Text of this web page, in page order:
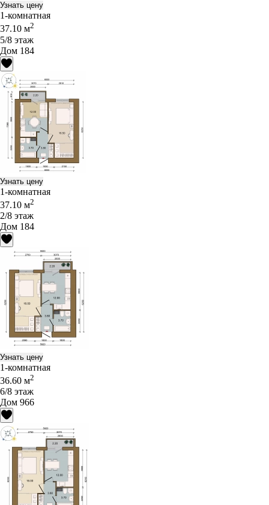
Узнать цену
1-комнатная
37.10 м2
5/8 этаж
Дом 184
Узнать цену
1-комнатная
37.10 м2
2/8 этаж
Дом 184
Узнать цену
1-комнатная
36.60 м2
6/8 этаж
Дом 966